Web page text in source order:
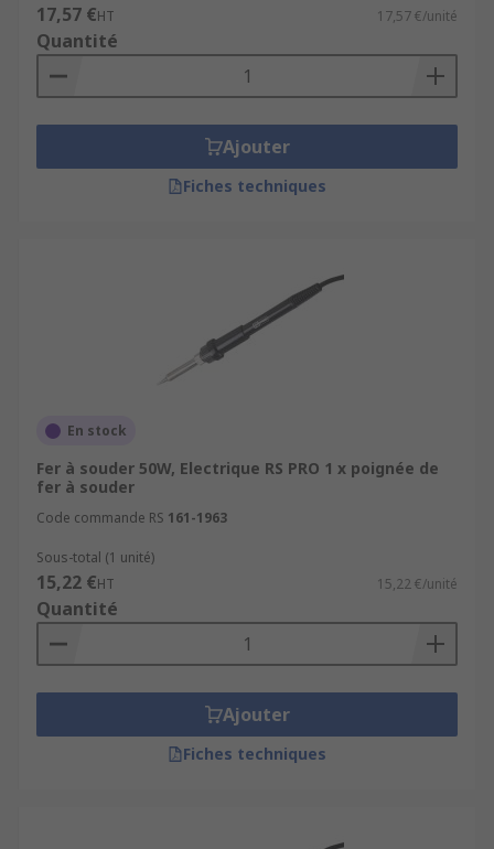
17,57 €HT 17,57 €/unité
Quantité
Ajouter
Fiches techniques
En stock
Fer à souder 50W, Electrique RS PRO 1 x poignée de
fer à souder
Code commande RS 161-1963
Sous-total (1 unité)
15,22 €HT 15,22 €/unité
Quantité
Ajouter
Fiches techniques